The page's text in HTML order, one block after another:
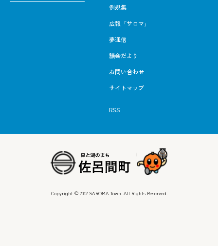
例規集
広報「サロマ」
夢通信
議会だより
お問い合わせ
サイトマップ
RSS
Copyright © 2012 SAROMA Town. All Rights Reserved.